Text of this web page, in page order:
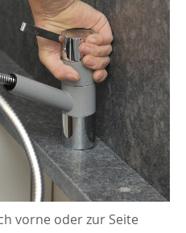
vorne oder zur Seite